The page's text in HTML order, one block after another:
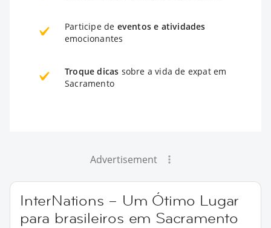
Participe de eventos e atividades
emocionantes
Troque dicas sobre a vida de expat em
Sacramento
Advertisement
InterNations – Um Ótimo Lugar
para brasileiros em Sacramento